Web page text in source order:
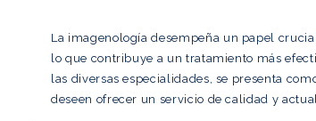
La imagenología desempeña un papel
lo que contribuye a un tratamiento más
las diversas especialidades, se presenta
deseen ofrecer un servicio de calidad y